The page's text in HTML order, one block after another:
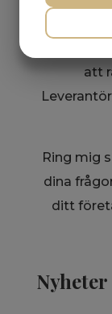
50
att
Ring mig
dina
ditt
Nyheter